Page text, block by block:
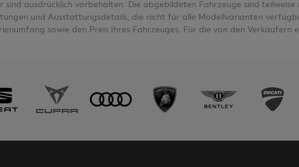
Messverfahren VO (EG) 715/2007 ermittelt. Die Angaben
zwischen den verschiedenen Fahrzeugtypen. Die Werte des
durch Sonderausstattungen und Zubehör (z.B. breitere Reifen,
bei Interesse eine vorherige Kontaktaufnahme mit dem Verkäufer